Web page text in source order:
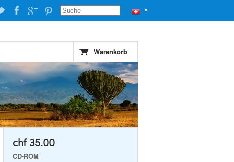
▼
Warenkorb
chf 35.00
CD-ROM